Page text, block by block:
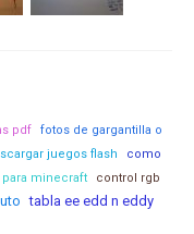
pdf
fotos de gargantilla o
juegos flash
como
minecraft
control rgb
tabla ee edd n eddy